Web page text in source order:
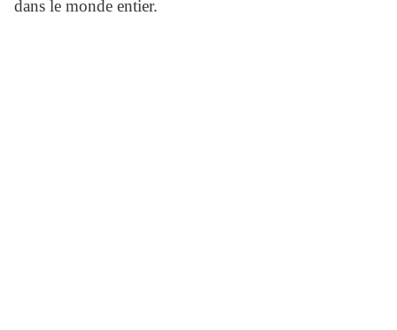
dans le monde entier.